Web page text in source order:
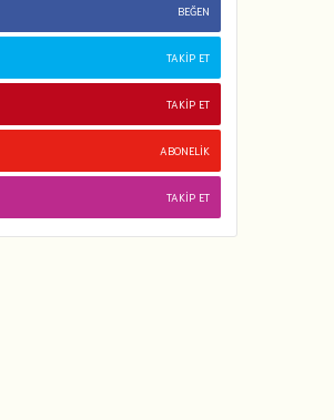
BEĞEN
TAKIP ET
TAKIP ET
ABONELIK
TAKIP ET